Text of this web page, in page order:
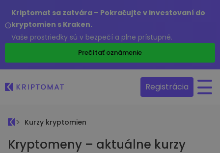
Kriptomat sa zatvára – Pokračujte v investovaní do
kryptomien s Kraken.
Vaše prostriedky sú v bezpečí a plne prístupné.
Prečítať oznámenie
Registrácia
Kurzy kryptomien
Kryptomeny – aktuálne kurzy